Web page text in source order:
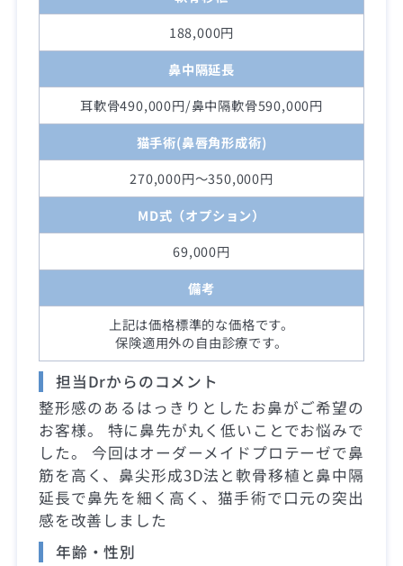
188,000円
鼻中隔延長
耳軟骨490,000円/鼻中隔軟骨590,000円
猫手術(鼻唇角形成術)
270,000円～350,000円
MD式（オプション）
69,000円
備考
上記は価格標準的な価格です。
保険適用外の自由診療です。
担当Drからのコメント
整形感のあるはっきりとしたお鼻がご希望の
お客様。 特に鼻先が丸く低いことでお悩みで
した。 今回はオーダーメイドプロテーゼで鼻
筋を高く、鼻尖形成3D法と軟骨移植と鼻中隔
延長で鼻先を細く高く、猫手術で口元の突出
感を改善しました
年齢・性別